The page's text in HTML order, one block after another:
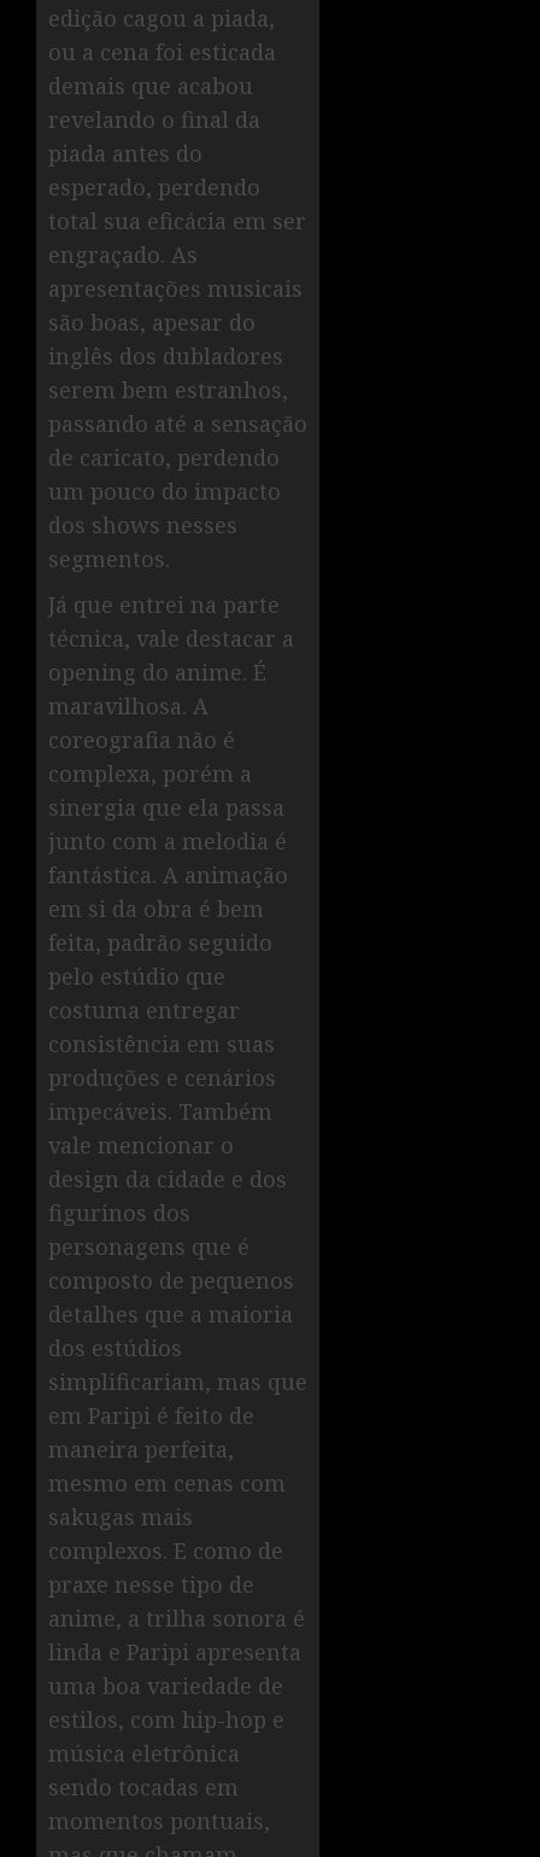
edição cagou a piada,
ou a cena foi esticada
demais que acabou
revelando o final da
piada antes do
esperado, perdendo
total sua eficácia em ser
engraçado. As
apresentações musicais
são boas, apesar do
inglês dos dubladores
serem bem estranhos,
passando até a sensação
de caricato, perdendo
um pouco do impacto
dos shows nesses
segmentos.
Já que entrei na parte
técnica, vale destacar a
opening do anime. É
maravilhosa. A
coreografia não é
complexa, porém a
sinergia que ela passa
junto com a melodia é
fantástica. A animação
em si da obra é bem
feita, padrão seguido
pelo estúdio que
costuma entregar
consistência em suas
produções e cenários
impecáveis. Também
vale mencionar o
design da cidade e dos
figurinos dos
personagens que é
composto de pequenos
detalhes que a maioria
dos estúdios
simplificariam, mas que
em Paripi é feito de
maneira perfeita,
mesmo em cenas com
sakugas mais
complexos. E como de
praxe nesse tipo de
anime, a trilha sonora é
linda e Paripi apresenta
uma boa variedade de
estilos, com hip-hop e
música eletrônica
sendo tocadas em
momentos pontuais,